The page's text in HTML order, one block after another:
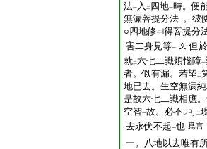
法一 入 二 四地一時。便
無漏菩提分法一。彼
○四地修
得菩提分
害二身見等一 文 但
就二六七二識煩惱障一
者。似有漏。若望 二
地已去。生空無漏
是故六七二識相應
空智一故。必不 レ可二
去永伏不起一也 爲言
一。八地以去唯有